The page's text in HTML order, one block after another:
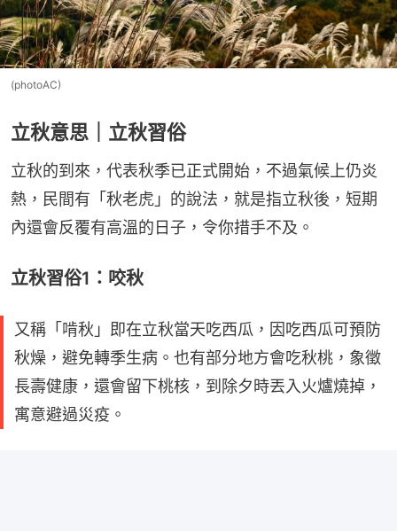
(photoAC)
立秋意思｜立秋習俗
立秋的到來，代表秋季已正式開始，不過氣候上仍炎
熱，民間有「秋老虎」的說法，就是指立秋後，短期
內還會反覆有高溫的日子，令你措手不及。
立秋習俗1：咬秋
又稱「啃秋」即在立秋當天吃西瓜，因吃西瓜可預防
秋燥，避免轉季生病。也有部分地方會吃秋桃，象徵
長壽健康，還會留下桃核，到除夕時丟入火爐燒掉，
寓意避過災疫。